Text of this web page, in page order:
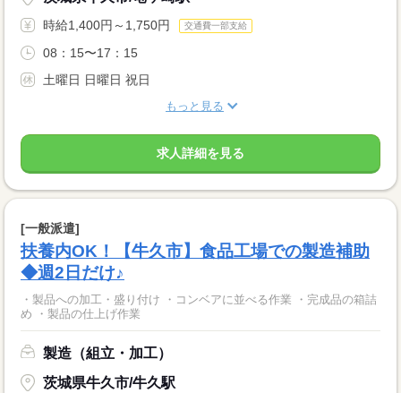
時給1,400円～1,750円 交通費一部支給
08：15〜17：15
土曜日 日曜日 祝日
もっと見る
求人詳細を見る
[一般派遣]
扶養内OK！【牛久市】食品工場での製造補助
◆週2日だけ♪
・製品への加工・盛り付け ・コンベアに並べる作業 ・完成品の箱詰
め ・製品の仕上げ作業
製造（組立・加工）
茨城県牛久市/牛久駅